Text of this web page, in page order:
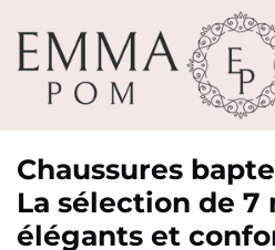
Chaussures
La sélection de 7
élégants et